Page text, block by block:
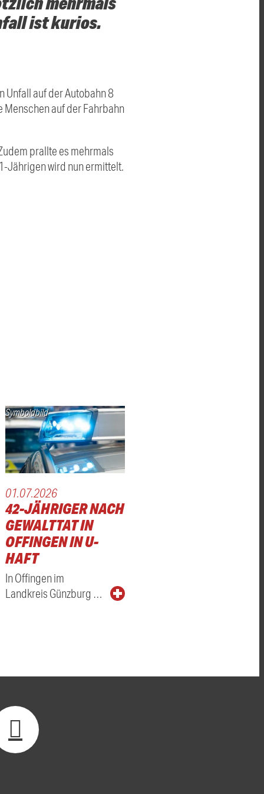
ist kurios.
Unfall auf der Autobahn 8
auf der Fahrbahn
prallte es mehrmals
Jährigen wird nun ermittelt.
Symboldbild
01.07.2026
42-JÄHRIGER NACH
GEWALTTAT IN
OFFINGEN IN U-
HAFT
In Offingen im
Landkreis Günzburg …